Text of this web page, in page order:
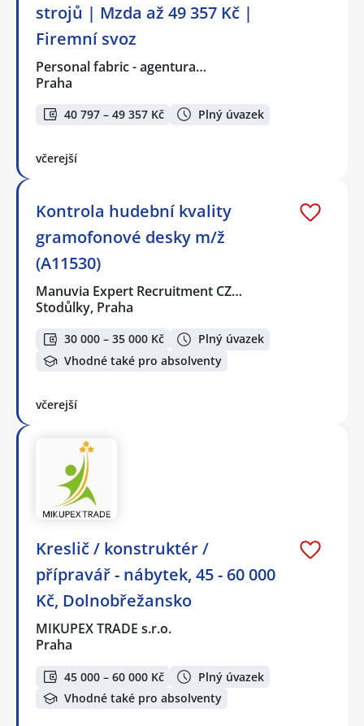
strojů | Mzda až 49 357 Kč |
Firemní svoz
Personal fabric - agentura…
Praha
40 797 – 49 357 Kč Plný úvazek
včerejší
Kontrola hudební kvality
gramofonové desky️ m/ž
(A11530)
Manuvia Expert Recruitment CZ…
Stodůlky, Praha
30 000 – 35 000 Kč
Plný úvazek
Vhodné také pro absolventy
včerejší
Kreslič / konstruktér /
přípravář - nábytek, 45 - 60 000
Kč, Dolnobřežansko
MIKUPEX TRADE s.r.o.
Praha
45 000 – 60 000 Kč
Plný úvazek
Vhodné také pro absolventy